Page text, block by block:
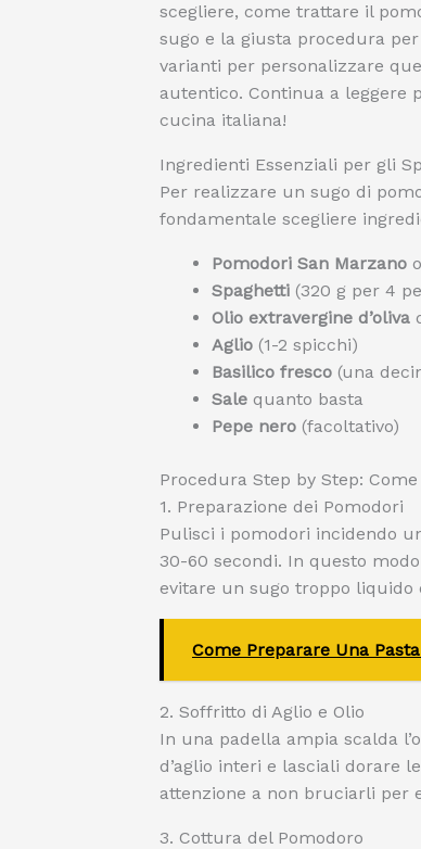
scegliere, come trattare il
sugo e la giusta procedura
varianti per personalizzare
autentico. Continua a leggere
cucina italiana!
Ingredienti Essenziali per gli
Per realizzare un sugo di
fondamentale scegliere
Pomodori San Marzano
Spaghetti (320 g per 4
Olio extravergine d’oliva
Aglio (1-2 spicchi)
Basilico fresco (una
Sale quanto basta
Pepe nero (facoltativo)
Procedura Step by Step:
1. Preparazione dei Pomodori
Pulisci i pomodori incidendo
30-60 secondi. In questo
evitare un sugo troppo liquido
Come Preparare Una
2. Soffritto di Aglio e Olio
In una padella ampia scalda
d’aglio interi e lasciali dorare
attenzione a non bruciarli per
3. Cottura del Pomodoro